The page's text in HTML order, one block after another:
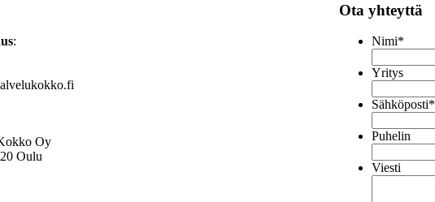
:
Oy
Oulu
Ota yhteyttä
Nimi*
Yritys
Sähköposti*
Puhelin
Viesti